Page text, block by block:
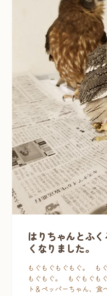
はりちゃんとふ
くなりました。
もぐもぐもぐもぐ。 も
もぐもぐ。 もぐもぐも
ト＆ペッパーちゃん、食